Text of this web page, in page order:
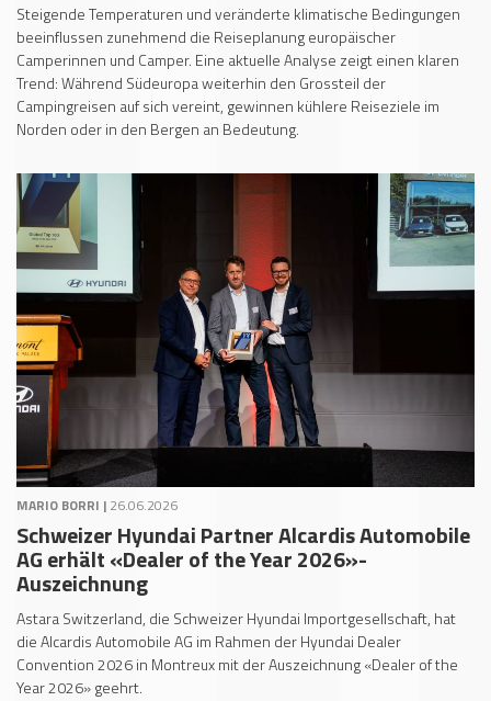
Steigende Temperaturen und veränderte klimatische Bedingungen
beeinflussen zunehmend die Reiseplanung europäischer
Camperinnen und Camper. Eine aktuelle Analyse zeigt einen klaren
Trend: Während Südeuropa weiterhin den Grossteil der
Campingreisen auf sich vereint, gewinnen kühlere Reiseziele im
Norden oder in den Bergen an Bedeutung.
MARIO BORRI | 26.06.2026
Schweizer Hyundai Partner Alcardis Automobile
AG erhält «Dealer of the Year 2026»-
Auszeichnung
Astara Switzerland, die Schweizer Hyundai Importgesellschaft, hat
die Alcardis Automobile AG im Rahmen der Hyundai Dealer
Convention 2026 in Montreux mit der Auszeichnung «Dealer of the
Year 2026» geehrt.